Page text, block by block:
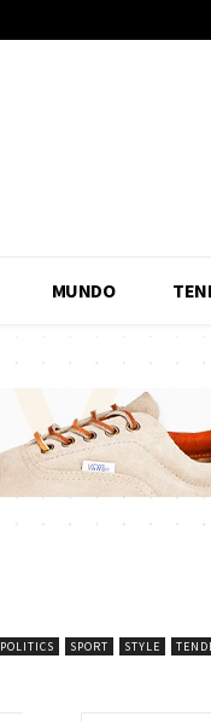
MUNDO
POLITICS SPORT STYLE